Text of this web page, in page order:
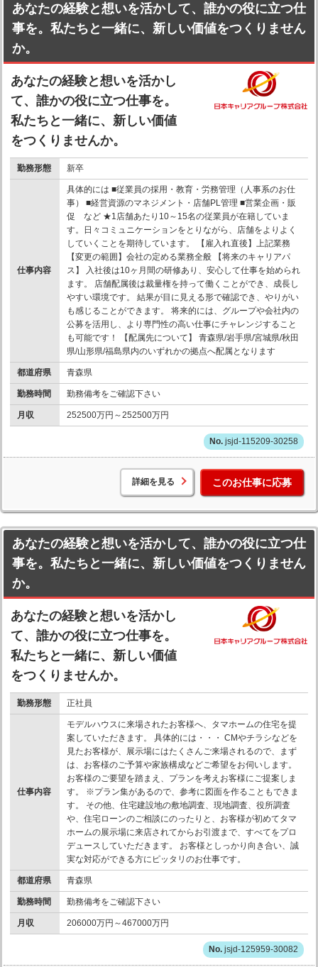
あなたの経験と想いを活かして、誰かの役に立つ仕
事を。私たちと一緒に、新しい価値をつくりません
か。
あなたの経験と想いを活かし
て、誰かの役に立つ仕事を。
私たちと一緒に、新しい価値
をつくりませんか。
勤務形態 新卒
仕事内容
具体的には ■従業員の採用・教育・労務管理（人事系のお仕
事） ■経営資源のマネジメント・店舗PL管理 ■営業企画・販
促 など ★1店舗あたり10～15名の従業員が在籍していま
す。日々コミュニケーションをとりながら、店舗をよりよく
していくことを期待しています。 【雇入れ直後】上記業務
【変更の範囲】会社の定める業務全般 【将来のキャリアパ
ス】 入社後は10ヶ月間の研修あり、安心して仕事を始められ
ます。 店舗配属後は裁量権を持って働くことができ、成長し
やすい環境です。 結果が目に見える形で確認でき、やりがい
も感じることができます。 将来的には、グループや会社内の
公募を活用し、より専門性の高い仕事にチャレンジすること
も可能です！ 【配属先について】 青森県/岩手県/宮城県/秋田
県/山形県/福島県内のいずれかの拠点へ配属となります
都道府県 青森県
勤務時間 勤務備考をご確認下さい
月収 252500万円～252500万円
jsjd-115209-30258
詳細を見る このお仕事に応募
あなたの経験と想いを活かして、誰かの役に立つ仕
事を。私たちと一緒に、新しい価値をつくりません
か。
あなたの経験と想いを活かし
て、誰かの役に立つ仕事を。
私たちと一緒に、新しい価値
をつくりませんか。
勤務形態 正社員
仕事内容
モデルハウスに来場されたお客様へ、タマホームの住宅を提
案していただきます。 具体的には・・・ CMやチラシなどを
見たお客様が、展示場にはたくさんご来場されるので、まず
は、お客様のご予算や家族構成などご希望をお伺いします。
お客様のご要望を踏まえ、プランを考えお客様にご提案しま
す。 ※プラン集があるので、参考に図面を作ることもできま
す。 その他、住宅建設地の敷地調査、現地調査、役所調査
や、住宅ローンのご相談にのったりと、お客様が初めてタマ
ホームの展示場に来店されてからお引渡まで、すべてをプロ
デュースしていただきます。 お客様としっかり向き合い、誠
実な対応ができる方にピッタリのお仕事です。
都道府県 青森県
勤務時間 勤務備考をご確認下さい
月収 206000万円～467000万円
jsjd-125959-30082